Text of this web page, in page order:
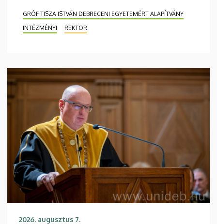
GRÓF TISZA ISTVÁN DEBRECENI EGYETEMÉRT ALAPÍTVÁNY
INTÉZMÉNYI
REKTOR
2026. augusztus 7.